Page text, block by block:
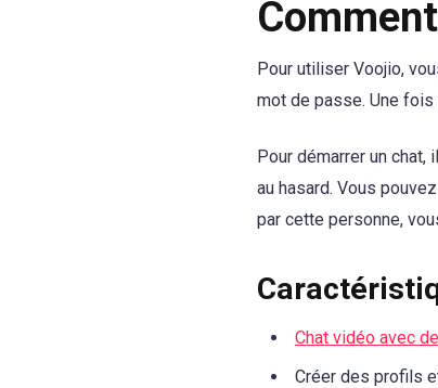
Pour utiliser Voojio,
mot de passe. Une
Pour démarrer un
au hasard. Vous
par cette personne,
Chat vidéo avec
Créer des profils